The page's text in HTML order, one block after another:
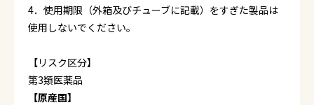
4．使用期限（外箱及びチューブに記載）をすぎた製品は
使用しないでください。
【リスク区分】
第3類医薬品
【原産国】